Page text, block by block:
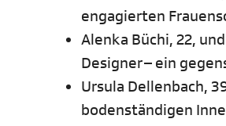
engagierten
Alenka Büchi, 22,
Designer – ein
Ursula Dellenbach,
bodenständigen